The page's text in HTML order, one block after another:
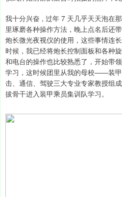
我十分兴奋 , 过年 7 天几乎天天泡在
里琢磨各种操作方法，晚上点名后还
炮长微光夜视仪的使用，这些事情连
时候，我已经将炮长控制面板和各种
和电台的操作也比较熟悉了，开始带
学习，这时候团里从我的母校——装
击、通信、驾驶三大专业专家教授组
拔骨干进入装甲乘员集训队学习。